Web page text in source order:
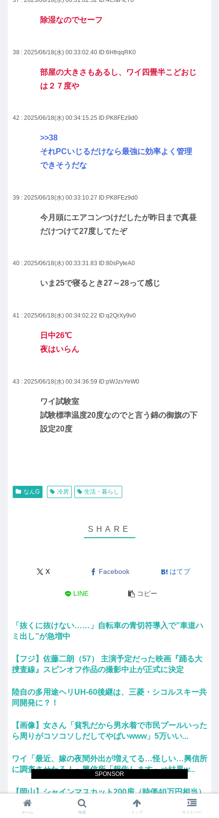
SPONSOR
除湿なのでセーフ
38 : 2025/06/18(水) 00:33:02.40 ID:6HfrqqRK0
部屋の大きさもあるし、ワイ四畳半こどおじ
は２７度や
42 : 2025/06/18(水) 00:34:15.25 ID:PK8FEz9d0
>>38
それPCいじるだけなら最強に効率よく管理
できそうだな
39 : 2025/06/18(水) 00:33:10.27 ID:PK8FEz9d0
今月頭にエアコンつけだしたが昨日まで真昼
だけつけて27度してたぞ
40 : 2025/06/18(水) 00:33:31.83 ID:80sPyteA0
いま25で寝るとき27～28って感じ
41 : 2025/06/18(水) 00:34:02.22 ID:q2QrXy9v0
日中26℃
夜はいらん
43 : 2025/06/18(水) 00:34:36.59 ID:pWJzvYeW0
ワイ試験室
試験標準温度20度なのでと言う錦の御旗の下
設定20度
なんG 冷房 生活・暮らし
X Facebook はてブ
LINE コピー
「抜くに抜けない……」自転車の青切符導入で”車道ハ
ミ出し”が急増中
【フジ】佐藤二朗（57） 主演予定だった映画『踊る大
捜査線』スピンオフ作品の撮影中止が正式に決定
陸自の多用途ヘリUH-60後継は、三菱・シコルスキー共
同開発に？！
【画像】女さん「貧乳だから男水着で市民プールいった
ら周りがコソコソしだしてやばいwww」5万いい...
ワイ「最近、嫁の夜間外出が増えてる…怪しい…興信所
に調査させたろ！」興信所「報告します」⇒結果w...
【岡山】シャインマスカット200房（時価40万円相当）
畑から盗んだ疑いで男を逮捕 ネットで販...
ホーム 検索 トップ サイドバー